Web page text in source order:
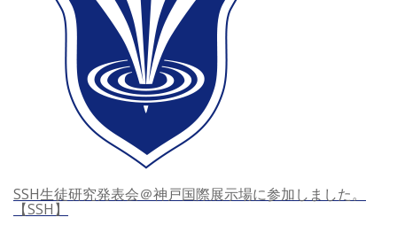
SSH生徒研究発表会＠神戸国際展示場に参加しました。
【SSH】